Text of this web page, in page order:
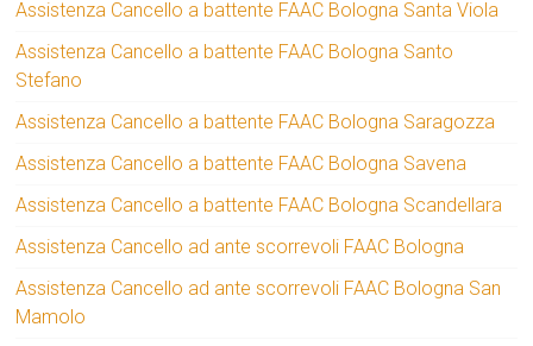
Assistenza Cancello a battente FAAC Bologna Santa Viola
Assistenza Cancello a battente FAAC Bologna Santo
Stefano
Assistenza Cancello a battente FAAC Bologna Saragozza
Assistenza Cancello a battente FAAC Bologna Savena
Assistenza Cancello a battente FAAC Bologna Scandellara
Assistenza Cancello ad ante scorrevoli FAAC Bologna
Assistenza Cancello ad ante scorrevoli FAAC Bologna San
Mamolo